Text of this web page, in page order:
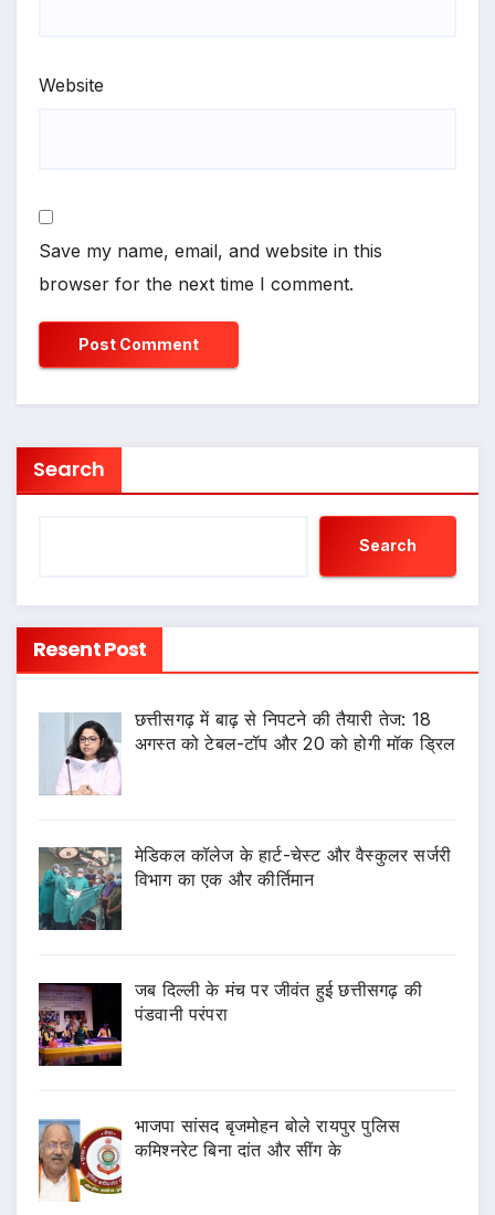
Website
Save my name, email, and website in this
browser for the next time I comment.
Search
Search
Resent Post
छत्तीसगढ़ में बाढ़ से निपटने की तैयारी तेज: 18
अगस्त को टेबल-टॉप और 20 को होगी मॉक ड्रिल
​मेडिकल कॉलेज के हार्ट-चेस्ट और वैस्कुलर सर्जरी
विभाग का एक और कीर्तिमान
जब दिल्ली के मंच पर जीवंत हुई छत्तीसगढ़ की
पंडवानी परंपरा
भाजपा सांसद बृजमोहन बोले रायपुर पुलिस
कमिश्नरेट बिना दांत और सींग के